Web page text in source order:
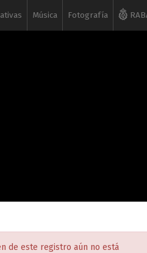
Música Fotografía
de este registro aún no está